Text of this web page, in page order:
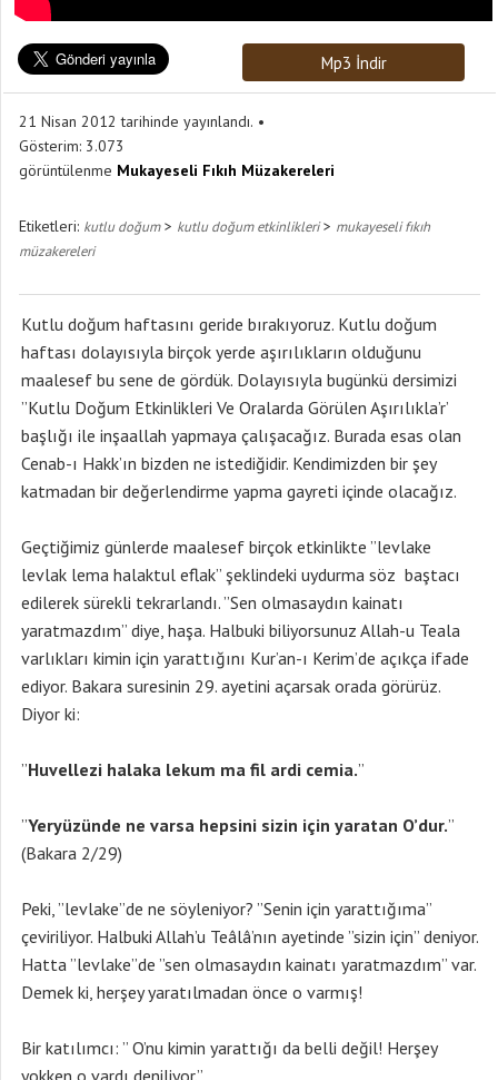
Mp3 İndir
21 Nisan 2012 tarihinde yayınlandı.
Gösterim: 3.073
görüntülenme Mukayeseli Fıkıh Müzakereleri
Etiketleri: kutlu doğum> kutlu doğum etkinlikleri> mukayeseli fıkıh
müzakereleri
Kutlu doğum haftasını geride bırakıyoruz. Kutlu doğum
haftası dolayısıyla birçok yerde aşırılıkların olduğunu
maalesef bu sene de gördük. Dolayısıyla bugünkü dersimizi
”Kutlu Doğum Etkinlikleri Ve Oralarda Görülen Aşırılıkla’r’
başlığı ile inşaallah yapmaya çalışacağız. Burada esas olan
Cenab-ı Hakk’ın bizden ne istediğidir. Kendimizden bir şey
katmadan bir değerlendirme yapma gayreti içinde olacağız.
Geçtiğimiz günlerde maalesef birçok etkinlikte ”levlake
levlak lema halaktul eflak” şeklindeki uydurma söz baştacı
edilerek sürekli tekrarlandı. ”Sen olmasaydın kainatı
yaratmazdım” diye, haşa. Halbuki biliyorsunuz Allah-u Teala
varlıkları kimin için yarattığını Kur’an-ı Kerim’de açıkça ifade
ediyor. Bakara suresinin 29. ayetini açarsak orada görürüz.
Diyor ki:
”Huvellezi halaka lekum ma fil ardi cemia.”
”Yeryüzünde ne varsa hepsini sizin için yaratan O’dur.”
(Bakara 2/29)
Peki, ”levlake”de ne söyleniyor? ”Senin için yarattığıma”
çeviriliyor. Halbuki Allah’u Teâlâ’nın ayetinde ”sizin için” deniyor.
Hatta ”levlake”de ”sen olmasaydın kainatı yaratmazdım” var.
Demek ki, herşey yaratılmadan önce o varmış!
Bir katılımcı: ” O’nu kimin yarattığı da belli değil! Herşey
yokken o vardı deniliyor.”